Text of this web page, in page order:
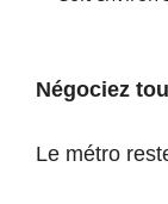
Négociez
Le métro